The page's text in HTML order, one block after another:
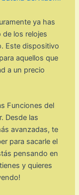
ya has
de los relojes
Este dispositivo
aquellos que
a un precio
Funciones del
Desde las
avanzadas, te
para sacarle el
pensando en
y quieres